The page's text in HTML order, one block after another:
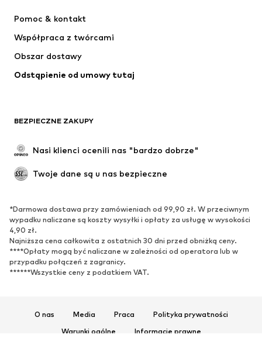
ADIDAS PERFORMANCE
Pomoc & kontakt
Współpraca z twórcami
Obszar dostawy
Odstąpienie od umowy tutaj
BEZPIECZNE ZAKUPY
Nasi klienci ocenili nas "bardzo dobrze"
Twoje dane są u nas bezpieczne
*Darmowa dostawa przy zamówieniach od 99,90 zł. W przeciwnym
wypadku naliczane są koszty wysyłki i opłaty za usługę w wysokości
4,90 zł.
Najniższa cena całkowita z ostatnich 30 dni przed obniżką ceny.
****Opłaty mogą być naliczane w zależności od operatora lub w
przypadku połączeń z zagranicy.
******Wszystkie ceny z podatkiem VAT.
O nas Media Praca
Polityka prywatności
Warunki ogólne
Informacje prawne